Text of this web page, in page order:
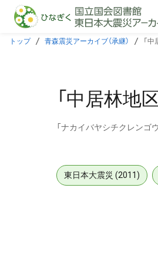
本文に飛ぶ
トップ 青森震災アーカイブ（承継） 「
「中居林地
「ナカイバヤシチクレンゴ
東日本大震災 (2011)